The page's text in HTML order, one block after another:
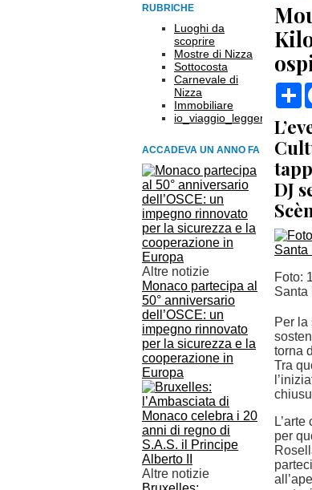
RUBRICHE
Luoghi da
scoprire
Mostre di Nizza
Sottocosta
Carnevale di
Nizza
Immobiliare
io_viaggio_leggero
ACCADEVA UN ANNO FA
Altre notizie
Monaco partecipa al
50° anniversario
dell’OSCE: un
impegno rinnovato
per la sicurezza e la
cooperazione in
Europa
Altre notizie
DJ
Foto:
Santa
Per la
torna
Tra
per